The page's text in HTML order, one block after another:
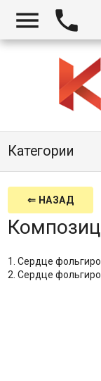
 
Категории
⇐ НАЗАД
1. Сердце
2. Сердце